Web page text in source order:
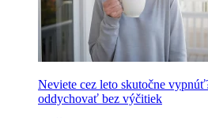
Neviete cez leto skutočne
oddychovať bez výčitiek